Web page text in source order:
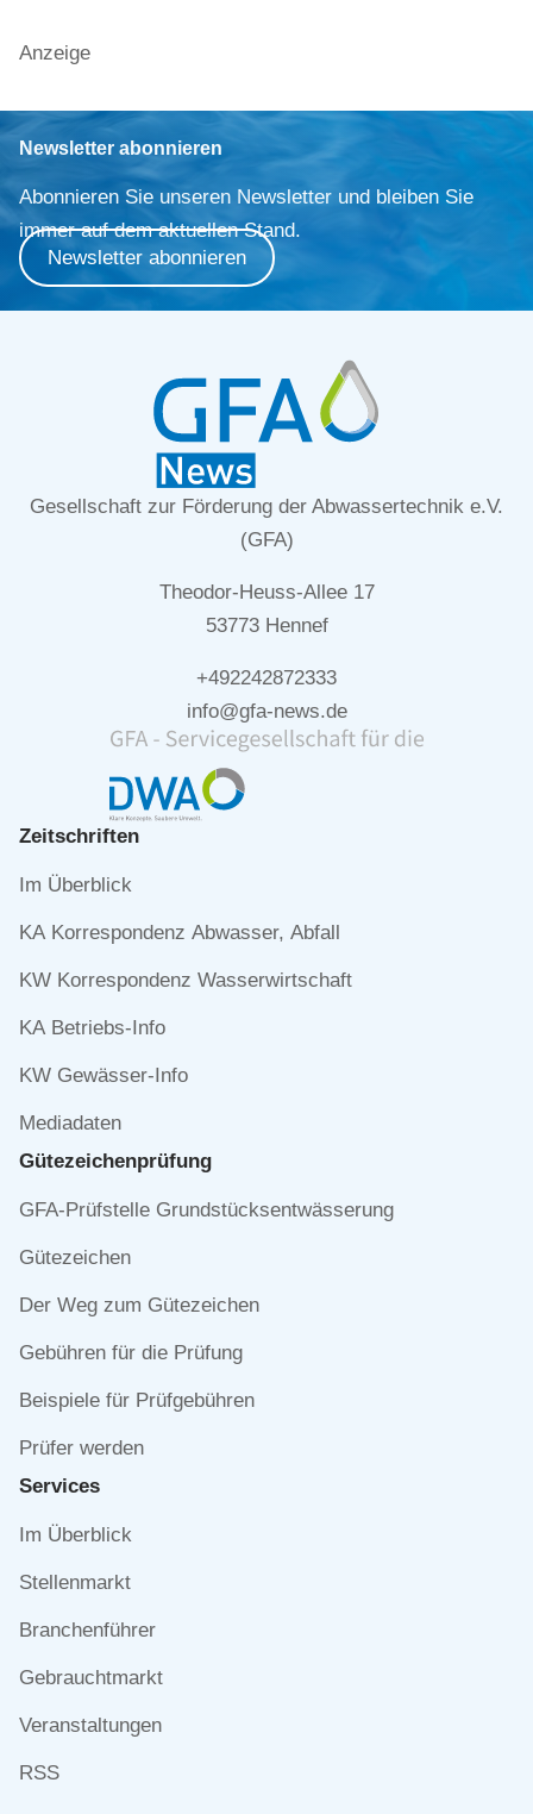
Anzeige
Newsletter abonnieren
Abonnieren Sie unseren Newsletter und bleiben Sie
immer auf dem aktuellen Stand.
Newsletter abonnieren
Gesellschaft zur Förderung der Abwassertechnik e.V.
(GFA)
Theodor-Heuss-Allee 17
53773 Hennef
+492242872333
info@gfa-news.de
Zeitschriften
Navigation
Im Überblick
KA Korrespondenz Abwasser, Abfall
KW Korrespondenz Wasserwirtschaft
KA Betriebs-Info
KW Gewässer-Info
Mediadaten
Gütezeichen­prüfung
Navigation
GFA-Prüfstelle Grundstücksentwässerung
Gütezeichen
Der Weg zum Gütezeichen
Gebühren für die Prüfung
Beispiele für Prüfgebühren
Prüfer werden
Services
Navigation
Im Überblick
Stellenmarkt
Branchenführer
Gebrauchtmarkt
Veranstaltungen
RSS